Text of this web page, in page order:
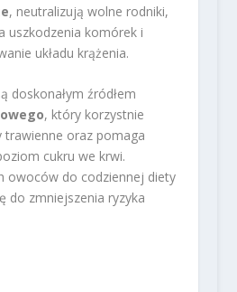
, neutralizują wolne rodniki,
uszkodzenia komórek i
układu krążenia.
doskonałym źródłem
, który korzystnie
trawienne oraz pomaga
cukru we krwi.
owoców do codziennej diety
do zmniejszenia ryzyka